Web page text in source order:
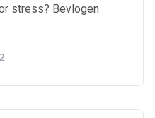
stress? Bevlogen